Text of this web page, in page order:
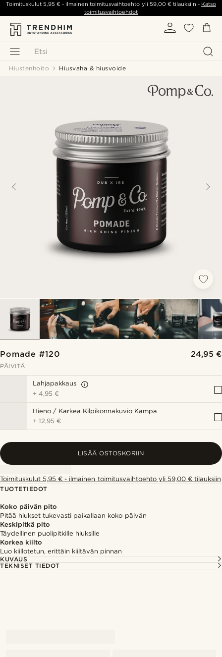
Etsi
Toimituskulut5,95 € - ilmainen toimitusvaihtoehto yli 59,00 €tilauksiin - Katso
toimitusvaihtoehdot
Hiustenhoito Hiusvaha & hiusvoide
Pomade #120 24,95 €
PÄIVITÄ
Lahjapakkaus
+4,95 €
Hieno / Karkea Kilpikonnakuvio Kampa
+12,95 €
LISÄÄ OSTOSKORIIN
Toimituskulut 5,95 € - ilmainen toimitusvaihtoehto yli 59,00 € tilauksiin
TUOTETIEDOT
Koko päivän pito
Pitää hiukset tukevasti paikallaan koko päivän
Keskipitkä pito
Täydellinen puolipitkille hiuksille
Korkea kiilto
Luo kiillotetun, erittäin kiiltävän pinnan
KUVAUS
TEKNISET TIEDOT